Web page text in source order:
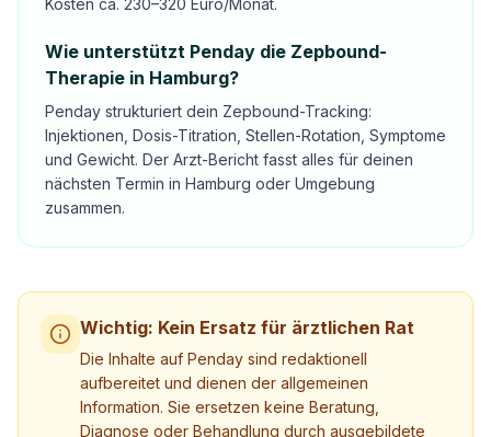
Kosten ca. 230–320 Euro/Monat.
Wie unterstützt Penday die Zepbound-
Therapie in Hamburg?
Penday strukturiert dein Zepbound-Tracking:
Injektionen, Dosis-Titration, Stellen-Rotation, Symptome
und Gewicht. Der Arzt-Bericht fasst alles für deinen
nächsten Termin in Hamburg oder Umgebung
zusammen.
Wichtig: Kein Ersatz für ärztlichen Rat
Die Inhalte auf Penday sind redaktionell
aufbereitet und dienen der allgemeinen
Information. Sie ersetzen keine Beratung,
Diagnose oder Behandlung durch ausgebildete